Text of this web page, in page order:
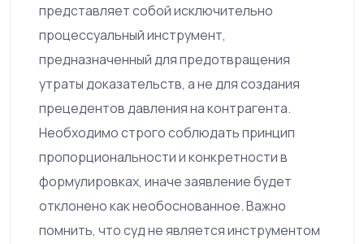
представляет собой исключительно
процессуальный инструмент,
предназначенный для предотвращения
утраты доказательств, а не для создания
прецедентов давления на контрагента.
Необходимо строго соблюдать принцип
пропорциональности и конкретности в
формулировках, иначе заявление будет
отклонено как необоснованное. Важно
помнить, что суд не является инструментом